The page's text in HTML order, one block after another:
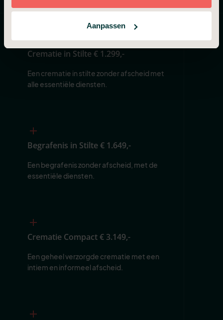
Aanpassen
Crematie in Stilte € 1.299,-
Een crematie in stilte zonder afscheid met
alle essentiële diensten.
Begrafenis in Stilte€ 1.649,-
Een begrafenis zonder afscheid, met de
essentiële diensten.
Crematie Compact€ 3.149,-
Een geheel verzorgde crematie met een
intiem en informeel afscheid.